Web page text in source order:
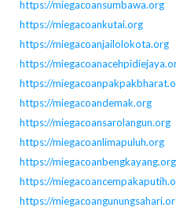
https://miegacoansumbawa.org
https://miegacoankutai.org
https://miegacoanjailolokota.org
https://
https://
https://miegacoandemak.org
https://miegacoansarolangun.org
https://miegacoanlimapuluh.org
https://miegacoanbengkayang.org
https://
https://